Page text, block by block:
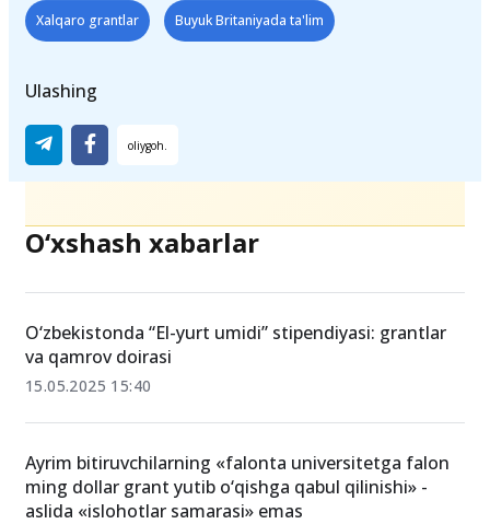
Xalqaro grantlar Buyuk Britaniyada ta'lim
Ulashing
O‘xshash xabarlar
O‘zbekistonda “El-yurt umidi” stipendiyasi: grantlar
va qamrov doirasi
15.05.2025 15:40
Ayrim bitiruvchilarning «falonta universitetga falon
ming dollar grant yutib o‘qishga qabul qilinishi» -
aslida «islohotlar samarasi» emas